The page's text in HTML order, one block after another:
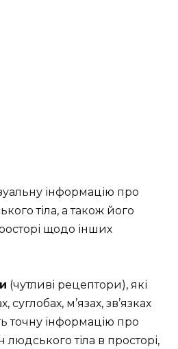
інформацію про
тіла, а також його
щодо інших
(чутливі рецептори), які
суглобах, м’язах, зв’язках
інформацію про
тіла в просторі,